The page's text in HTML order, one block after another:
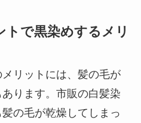
トで黒染めするメリ
リットには、髪の毛が
ります。市販の白髪染
の毛が乾燥してしまっ